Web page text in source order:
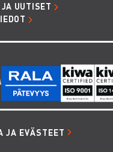
UUTISET
JA EVÄSTEET